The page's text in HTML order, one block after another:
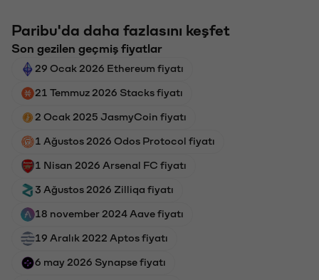
Paribu'da daha fazlasını keşfet
Son gezilen geçmiş fiyatlar
29 Ocak 2026 Ethereum fiyatı
21 Temmuz 2026 Stacks fiyatı
2 Ocak 2025 JasmyCoin fiyatı
1 Ağustos 2026 Odos Protocol fiyatı
1 Nisan 2026 Arsenal FC fiyatı
3 Ağustos 2026 Zilliqa fiyatı
18 november 2024 Aave fiyatı
19 Aralık 2022 Aptos fiyatı
6 may 2026 Synapse fiyatı